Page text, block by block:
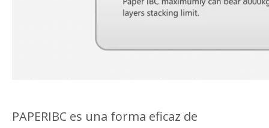
PAPERIBC es una forma eficaz de